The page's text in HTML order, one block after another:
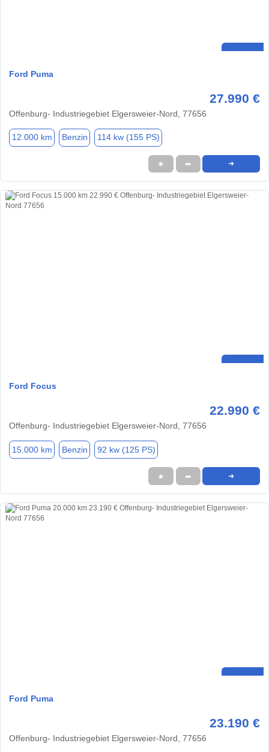
Ford Puma
27.990 €
Offenburg- Industriegebiet Elgersweier-Nord, 77656
12.000 km Benzin 114 kw (155 PS)
★ ➦ ➜
Ford Focus
22.990 €
Offenburg- Industriegebiet Elgersweier-Nord, 77656
15.000 km Benzin 92 kw (125 PS)
★ ➦ ➜
Ford Puma
23.190 €
Offenburg- Industriegebiet Elgersweier-Nord, 77656